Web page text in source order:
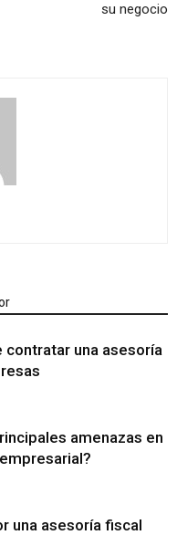
su negocio
contratar una asesoría
amenazas en
una asesoría fiscal